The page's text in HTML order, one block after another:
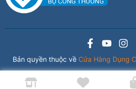
Bản quyền thuộc về Cửa Hàng Dụng